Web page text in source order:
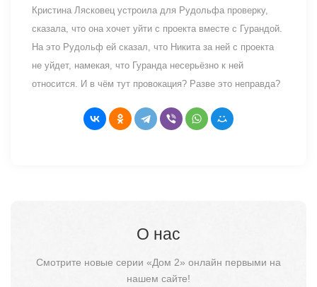
Кристина Лясковец устроила для Рудольфа проверку,
сказала, что она хочет уйти с проекта вместе с Гурандой.
На это Рудольф ей сказал, что Никита за ней с проекта
не уйдет, намекая, что Гуранда несерьёзно к ней
относится. И в чём тут провокация? Разве это неправда?
О нас
Смотрите новые серии «Дом 2» онлайн первыми на
нашем сайте!